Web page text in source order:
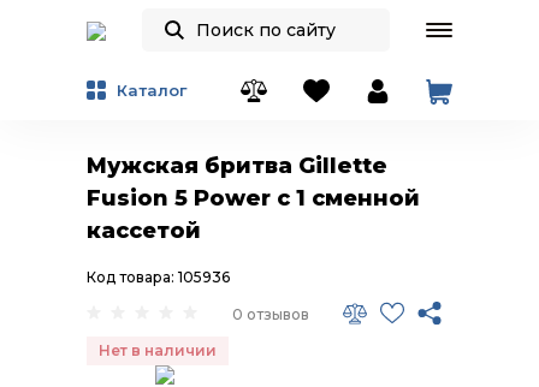
Каталог
Мужская бритва Gillette
Fusion 5 Power с 1 сменной
кассетой
0 отзывов
Код товара: 105936
Нет в наличии